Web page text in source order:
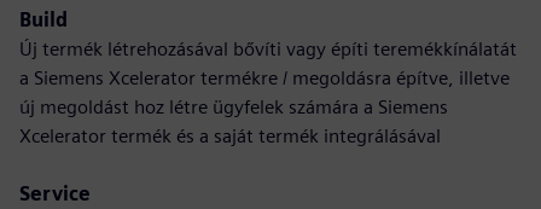
Build
Új termék létrehozásával bővíti vagy építi teremékkínálatát
a Siemens Xcelerator termékre / megoldásra építve, illetve
új megoldást hoz létre ügyfelek számára a Siemens
Xcelerator termék és a saját termék integrálásával
Service